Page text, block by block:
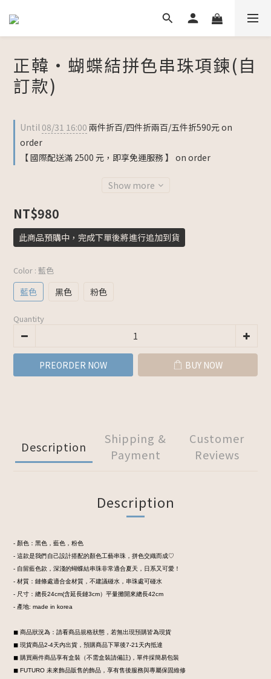
正韓・蝴蝶結拼色串珠項鍊(自
訂款)
Until 08/31 16:00 兩件折百/四件折兩百/五件折590元 on
order
【 國際配送滿 2500 元，即享免運服務 】 on order
Show more
NT$980
此商品預購中，完成下單後將進行追加到貨
Color : 藍色
藍色 黑色 粉色
Quantity
PREORDER NOW BUY NOW
Description
Shipping &
Payment
Customer
Reviews
Description
- 顏色：黑色，藍色，粉色
- 這款是我們自己設計搭配的顏色工藝串珠，拼色交織而成♡
- 自留藍色款，深淺的蝴蝶結串珠非常適合夏天，日系又可愛！
- 材質：鏈條處適合金材質，不建議碰水，串珠處可碰水
- 尺寸：總長24cm(含延長鏈3cm）平量攤開來總長42cm
- 產地: made in korea
◼︎ 商品狀況為：請看商品規格狀態，若無出現預購皆為現貨
◼︎ 現貨商品2-4天內出貨，預購商品下單後7-21天內抵達
◼︎ 購買兩件商品享有盒裝 （不需盒裝請備註)， 單件採簡易包裝
◼︎ FUTURO 未來飾品販售的飾品，享有售後服務與專屬保固維修